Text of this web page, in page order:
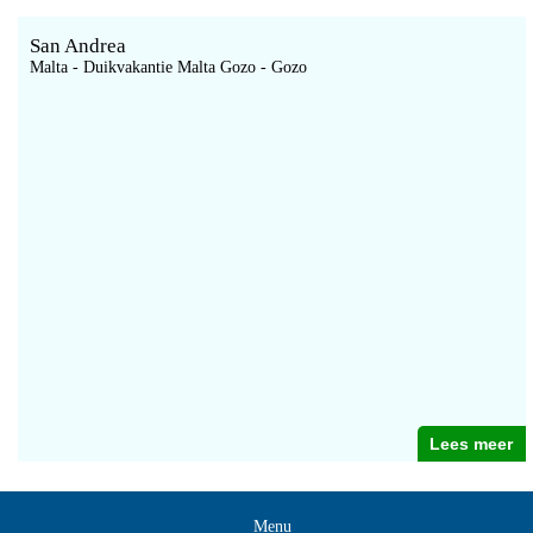
San Andrea
Malta - Duikvakantie Malta Gozo - Gozo
Lees meer
Menu